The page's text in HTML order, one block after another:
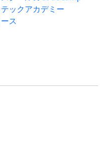
ックアカデミー
ス